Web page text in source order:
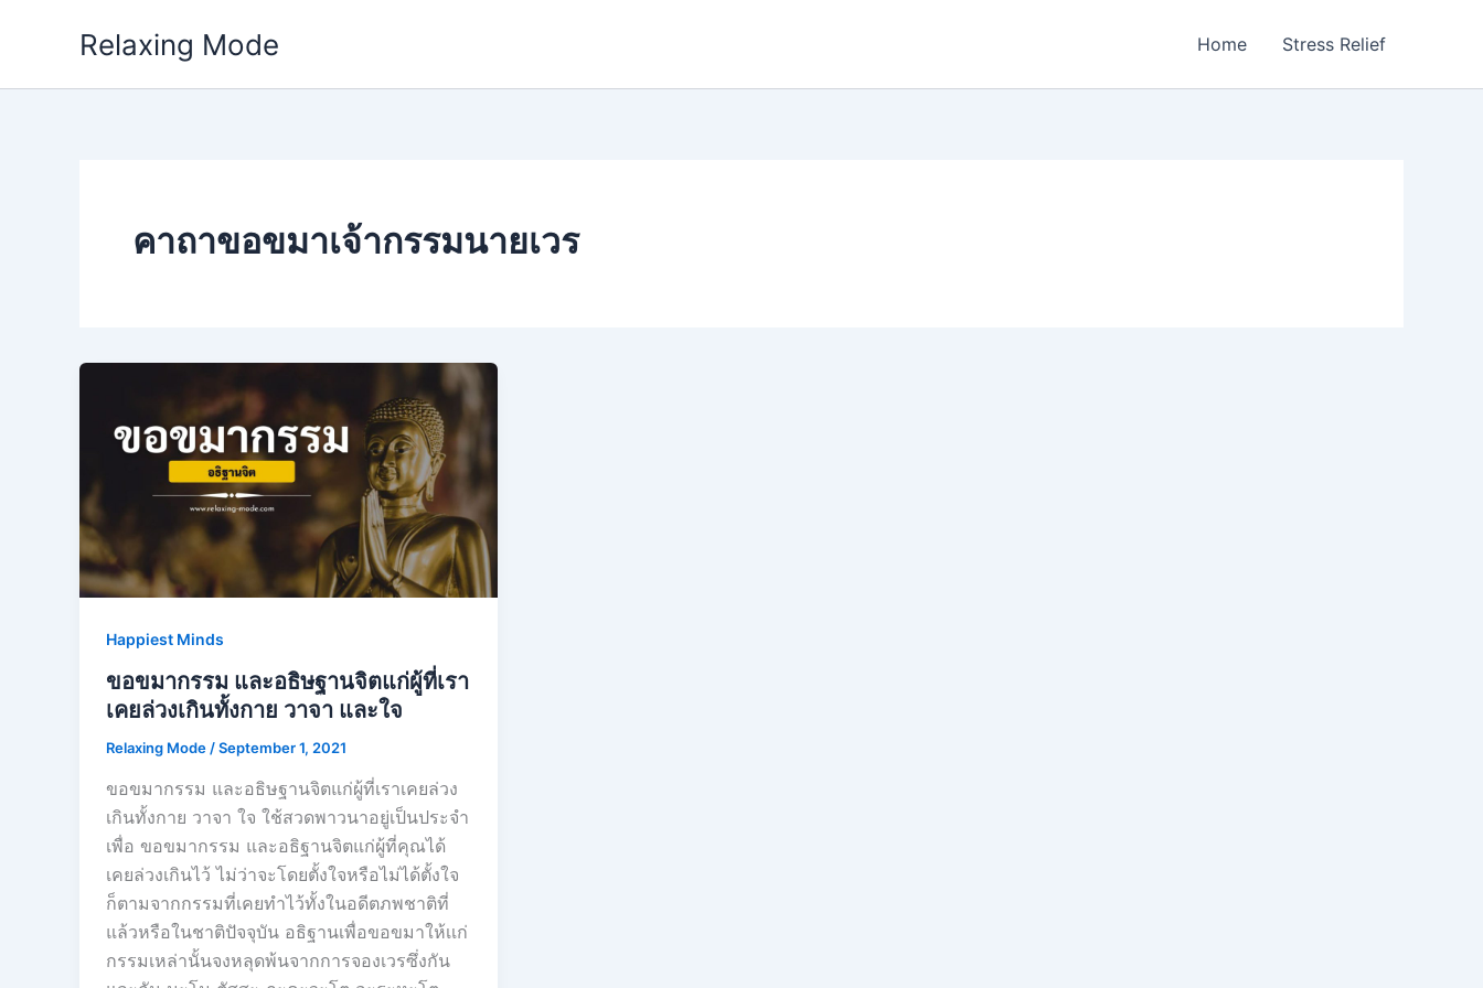
Relaxing Mode Home Stress Relief
คาถาขอขมาเจ้ากรรมนายเวร
Happiest Minds
ขอขมากรรม และอธิษฐานจิตแก่ผู้ที่เรา
เคยล่วงเกินทั้งกาย วาจา และใจ
Relaxing Mode /September 1, 2021
ขอขมากรรม และอธิษฐานจิตแก่ผู้ที่เราเคยล่วง
เกินทั้งกาย วาจา ใจ ใช้สวดพาวนาอยู่เป็นประจำ
เพื่อ ขอขมากรรม และอธิฐานจิตแก่ผู้ที่คุณได้
เคยล่วงเกินไว้ ไม่ว่าจะโดยตั้งใจหรือไม่ได้ตั้งใจ
ก็ตามจากกรรมที่เคยทำไว้ทั้งในอดีตภพชาติที่
แล้วหรือในชาติปัจจุบัน อธิฐานเพื่อขอขมาให้เเก่
กรรมเหล่านั้นจงหลุดพ้นจากการจองเวรซึ่งกัน